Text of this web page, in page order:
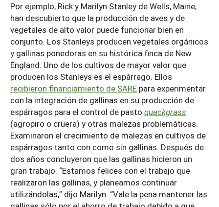
Por ejemplo, Rick y Marilyn Stanley de Wells, Maine,
han descubierto que la producción de aves y de
vegetales de alto valor puede funcionar bien en
conjunto. Los Stanleys producen vegetales orgánicos
y gallinas ponedoras en su histórica finca de New
England. Uno de los cultivos de mayor valor que
producen los Stanleys es el espárrago. Ellos
recibieron financiamiento de SARE para experimentar
con la integración de gallinas en su producción de
espárragos para el control de pasto quackgrass
(agropiro o cruera) y otras malezas problemáticas.
Examinaron el crecimiento de malezas en cultivos de
espárragos tanto con como sin gallinas. Después de
dos años concluyeron que las gallinas hicieron un
gran trabajo. “Estamos felices con el trabajo que
realizaron las gallinas, y planeamos continuar
utilizándolas,” dijo Marilyn. “Vale la pena mantener las